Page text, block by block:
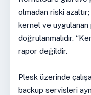
olmadan riski
kernel ve uygulanan
doğrulanmalıdır.
rapor değildir.
Plesk üzerinde
backup servisleri